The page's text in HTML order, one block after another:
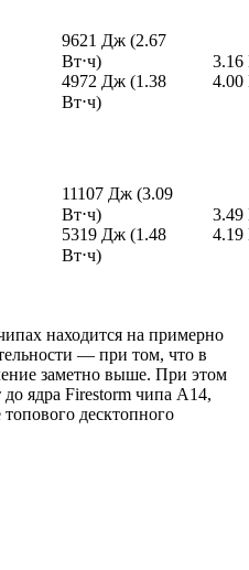
9621 Дж (2.67
Вт⋅ч)
4972 Дж (1.38
Вт⋅ч)
3.16
4.00
11107 Дж (3.09
Вт⋅ч)
5319 Дж (1.48
Вт⋅ч)
3.49
4.19
находится на примерно
— при том, что в
заметно выше. При этом
ядра Firestorm чипа A14,
десктопного